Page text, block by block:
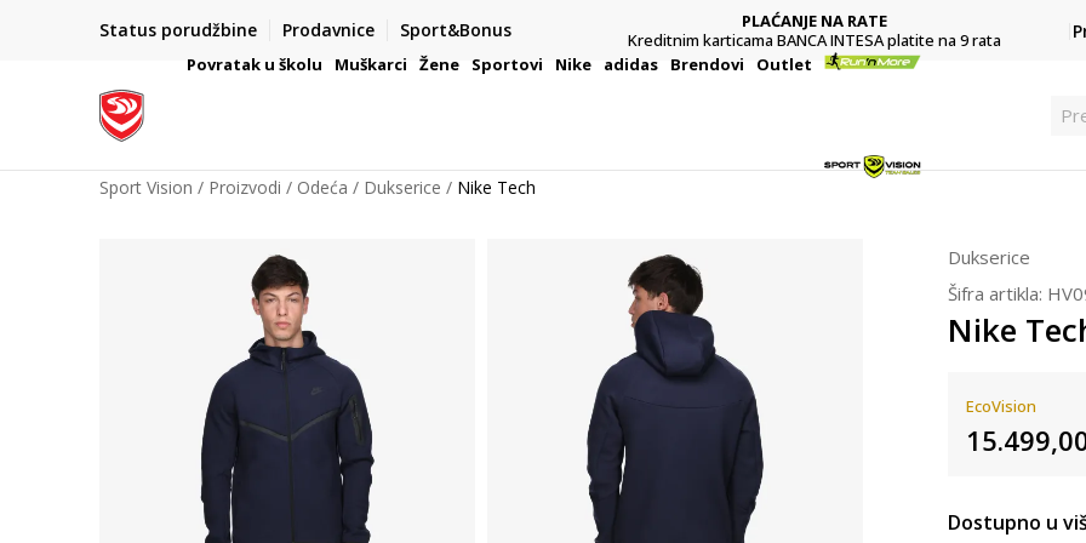
Status porudžbine Prodavnice Sport&Bonus
VAŽNO OBAVEŠTENJE ZA POTROŠAČE
PLAĆANJE NA RATE
Kreditnim karticama BANCA INTESA platite na 9 rata
Povratak u školu Muškarci Žene Sportovi Nike adidas Brendovi Outlet
Sport Vision Proizvodi Odeća Dukserice Nike Tech
Dukserice
Šifra artikla:
Nike
EcoVision
Dostupno u